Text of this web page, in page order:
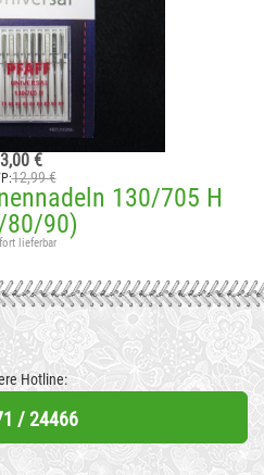
3,00 €
12,99 €
130/705 H
80/90)
lieferbar
Hotline:
/ 24466